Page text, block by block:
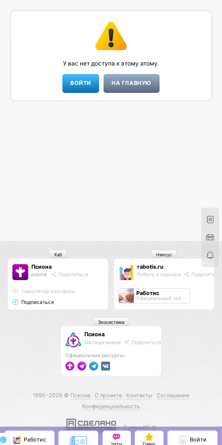
У вас нет доступа к этому атому.
НА ГЛАВНУЮ
Псиона
psiona Поделиться
Cимулятор ноосферы
Подписаться
Хаб
rabotis.ru
Работа и карьера Поделиться
Работис
Официальный хаб
Нексус
Псиона
Метаорганизм Поделиться
Официальные ресурсы:
Экосистема
1995–2026 © Псиона О проекте Контакты
Соглашение
Конфиденциальность
С нами КО 🕉️
Работис
Чаты Гринд
Войти